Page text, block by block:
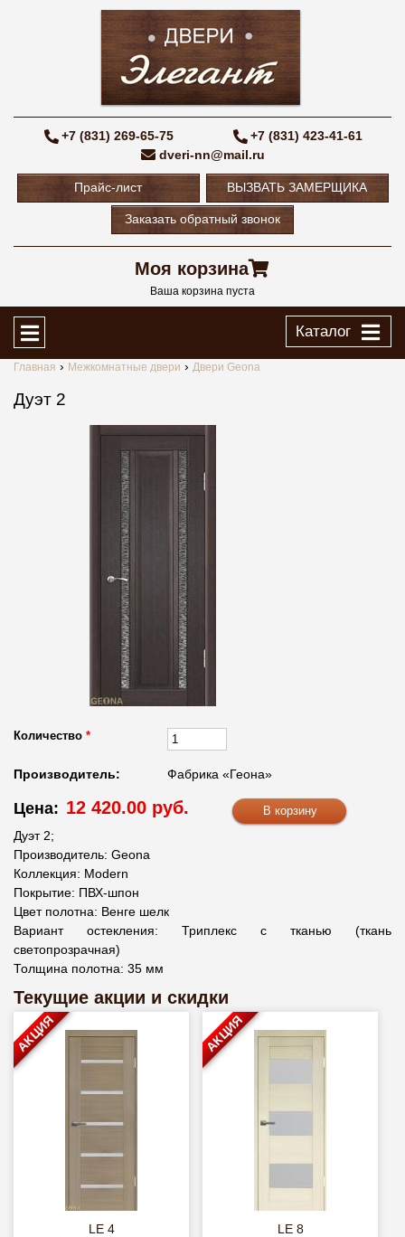
+7 (831) 269-65-75
+7 (831) 423-41-61
dveri-nn@mail.ru
Прайс-лист ВЫЗВАТЬ ЗАМЕРЩИКА
Заказать обратный звонок
Моя корзина
Ваша корзина пуста
Каталог
Главная Межкомнатные двери Двери Geona
Дуэт 2
Количество *
Производитель: Фабрика «Геона»
Цена: 12 420.00 руб.
Дуэт 2;
Производитель: Geona
Коллекция: Modern
Покрытие: ПВХ-шпон
Цвет полотна: Венге шелк
Вариант остекления: Триплекс с тканью (ткань
светопрозрачная)
Толщина полотна: 35 мм
Текущие акции и скидки
LE 4
АКЦИЯ
LE 8
АКЦИЯ